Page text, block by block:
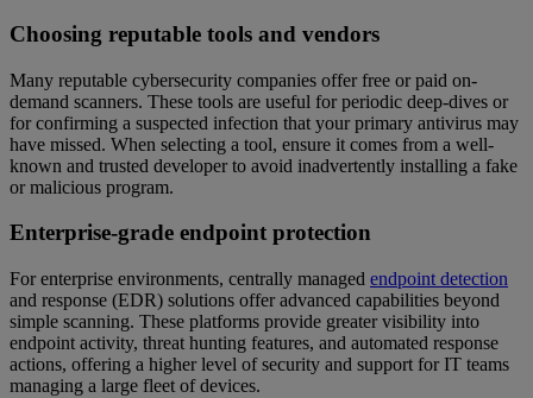
Choosing reputable tools and vendors
Many reputable cybersecurity companies offer free or paid on-
demand scanners. These tools are useful for periodic deep-dives or
for confirming a suspected infection that your primary antivirus may
have missed. When selecting a tool, ensure it comes from a well-
known and trusted developer to avoid inadvertently installing a fake
or malicious program.
Enterprise-grade endpoint protection
For enterprise environments, centrally managed endpoint detection
and response (EDR) solutions offer advanced capabilities beyond
simple scanning. These platforms provide greater visibility into
endpoint activity, threat hunting features, and automated response
actions, offering a higher level of security and support for IT teams
managing a large fleet of devices.